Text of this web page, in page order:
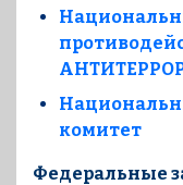
комитет
Федеральные